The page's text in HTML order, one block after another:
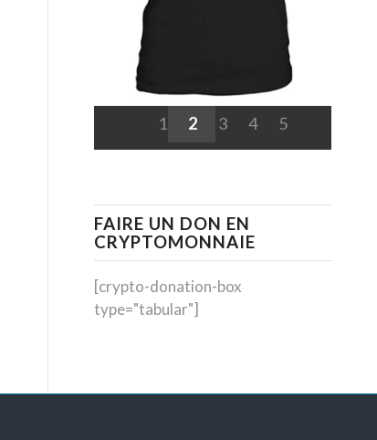
1 2 3 4 5
FAIRE UN DON EN
CRYPTOMONNAIE
[crypto-donation-box
type="tabular"]